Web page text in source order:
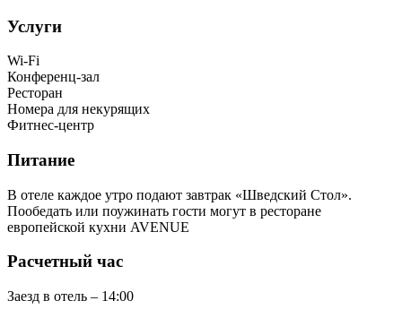
Услуги
Wi-Fi
Конференц-зал
Ресторан
Номера для некурящих
Фитнес-центр
Питание
В отеле каждое утро подают завтрак «Шведский Стол».
Пообедать или поужинать гости могут в ресторане
европейской кухни AVENUE
Расчетный час
Заезд в отель – 14:00